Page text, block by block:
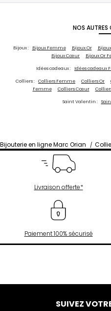
NOS AUTRES
Bijoux : Bijoux Femme Bijoux Or
Bijoux Cœur
Bijoux Or
Idées cadeaux : Idées cadeaux
Colliers : Colliers Femme Colliers Or
Femme
Colliers Cœur
Saint Valentin :
Bijouterie en ligne Marc Orian
Livraison offerte*
Paiement 100% sécurisé
SUIVEZ